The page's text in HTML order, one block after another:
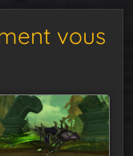
vous